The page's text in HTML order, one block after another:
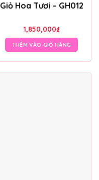
Giỏ Hoa Tươi – GH012
1,850,000₫
THÊM VÀO GIỎ HÀNG